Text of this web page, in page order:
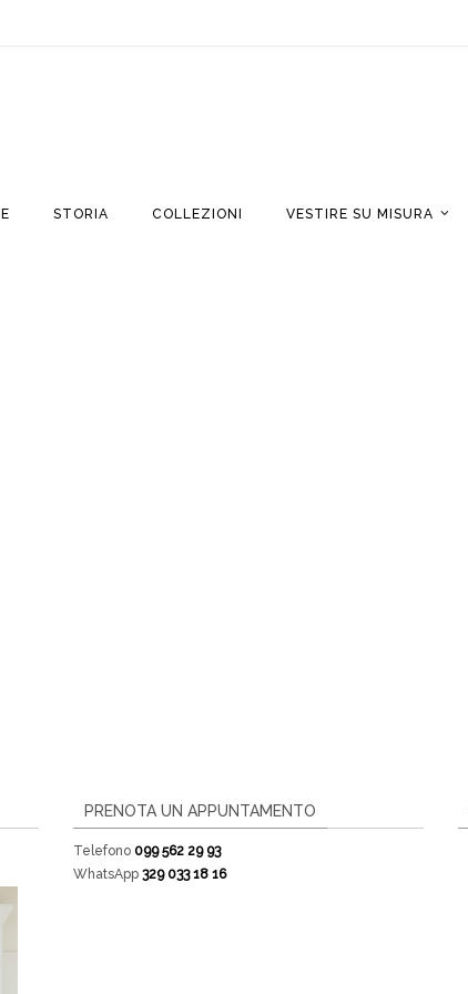
STORIA COLLEZIONI VESTIRE SU MISURA
PRENOTA UN APPUNTAMENTO
Telefono 099 562 29 93
WhatsApp 329 033 18 16